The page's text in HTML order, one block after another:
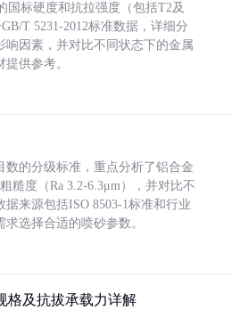
国标硬度和抗拉强度（包括T2及
T 5231-2012标准数据，详细分
响因素，并对比不同状态下的金属
供参考。
数的分级标准，重点分析了铝合金
糙度（Ra 3.2-6.3μm），并对比不
据来源包括ISO 8503-1标准和行业
选择合适的喷砂参数。
格及抗拔承载力详解